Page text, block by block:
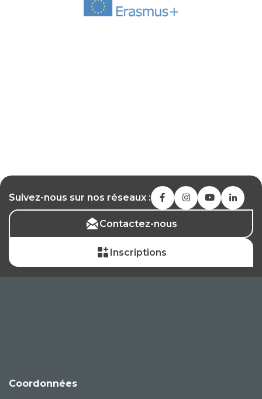
Suivez-nous sur nos réseaux :
Contactez-nous
Inscriptions
Coordonnées